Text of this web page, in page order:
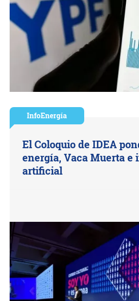
InfoEnergía
El Coloquio de IDEA
energía, Vaca Muerta e
artificial